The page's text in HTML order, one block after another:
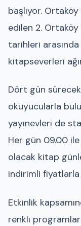
başlıyor.
edilen 2.
tarihleri arasında
kitapseverleri
Dört gün
okuyucularla
yayınevleri de
Her gün 09.00
olacak kitap
indirimli fiyatlarla
Etkinlik
renkli